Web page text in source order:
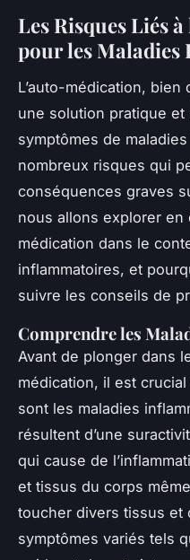
Les Risques Liés
pour les
L’auto-médication,
une solution pratique
symptômes de
nombreux risques qui
conséquences graves
nous allons explorer en
médication dans le
inflammatoires, et
suivre les conseils de
Comprendre les
Avant de plonger dans
médication, il est
sont les maladies
résultent d’une
qui cause de
et tissus du corps
toucher divers tissus et
symptômes variés tels